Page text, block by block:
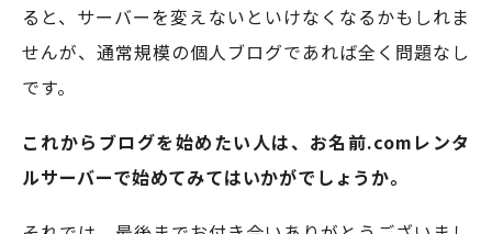
ると、サーバーを変えないといけなくなるかもしれま
せんが、通常規模の個人ブログであれば全く問題なし
です。
これからブログを始めたい人は、お名前.comレンタ
ルサーバーで始めてみてはいかがでしょうか。